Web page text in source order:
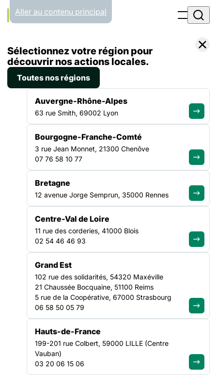
Panneau de gestion des cookies
Aller au contenu principal
Toutes les catégories
30.03.26
Bonjour tout le monde !
Bienvenue sur WordPress. Ceci est votre premier article.
Modifiez-le ou supprimez-le, puis commencez à écrire !…
Lire la suite
ALLER PLUS LOIN
La force d'un collectif uni
mouvement et
devenez adhérent
Adhérer à la FAS
Agissez
localement avec
nos Fédérations
Sélectionnez votre région pour
découvrir nos actions locales.
Toutes nos régions
Auvergne-Rhône-Alpes
63 rue Smith, 69002 Lyon
Bourgogne-Franche-Comté
3 rue Jean Monnet, 21300 Chenôve
07 76 58 10 77
Bretagne
12 avenue Jorge Semprun, 35000 Rennes
Centre-Val de Loire
11 rue des corderies, 41000 Blois
02 54 46 46 93
Grand Est
102 rue des solidarités, 54320 Maxéville
21 Chaussée Bocquaine, 51100 Reims
5 rue de la Coopérative, 67000 Strasbourg
06 58 50 05 79
Hauts-de-France
199-201 rue Colbert, 59000 LILLE (Centre
Vauban)
03 20 06 15 06